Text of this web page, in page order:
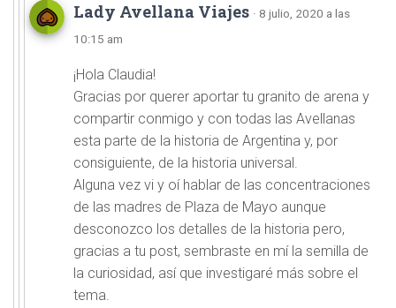
Lady Avellana Viajes · 8 julio, 2020 a las
10:15 am
¡Hola Claudia!
Gracias por querer aportar tu granito de arena y
compartir conmigo y con todas las Avellanas
esta parte de la historia de Argentina y, por
consiguiente, de la historia universal.
Alguna vez vi y oí hablar de las concentraciones
de las madres de Plaza de Mayo aunque
desconozco los detalles de la historia pero,
gracias a tu post, sembraste en mí la semilla de
la curiosidad, así que investigaré más sobre el
tema.